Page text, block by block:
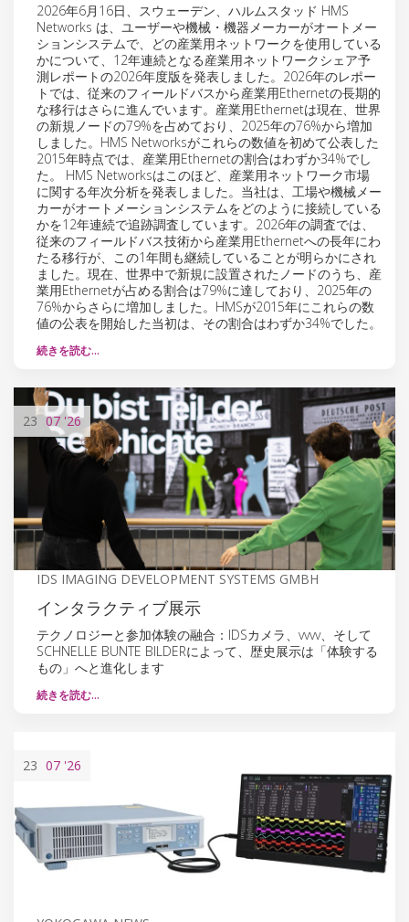
2026年6月16日、スウェーデン、ハルムスタッド HMS
Networks は、ユーザーや機械・機器メーカーがオートメー
ションシステムで、どの産業用ネットワークを使用している
かについて、12年連続となる産業用ネットワークシェア予
測レポートの2026年度版を発表しました。2026年のレポー
トでは、従来のフィールドバスから産業用Ethernetの長期的
な移行はさらに進んでいます。産業用Ethernetは現在、世界
の新規ノードの79%を占めており、2025年の76%から増加
しました。HMS Networksがこれらの数値を初めて公表した
2015年時点では、産業用Ethernetの割合はわずか34%でし
た。 HMS Networksはこのほど、産業用ネットワーク市場
に関する年次分析を発表しました。当社は、工場や機械メー
カーがオートメーションシステムをどのように接続している
かを12年連続で追跡調査しています。2026年の調査では、
従来のフィールドバス技術から産業用Ethernetへの長年にわ
たる移行が、この1年間も継続していることが明らかにされ
ました。現在、世界中で新規に設置されたノードのうち、産
業用Ethernetが占める割合は79%に達しており、2025年の
76%からさらに増加しました。HMSが2015年にこれらの数
値の公表を開始した当初は、その割合はわずか34%でした。
続きを読む…
23 07 '26
IDS IMAGING DEVELOPMENT SYSTEMS GMBH
インタラクティブ展示
テクノロジーと参加体験の融合：IDSカメラ、vvvv、そして
SCHNELLE BUNTE BILDERによって、歴史展示は「体験する
もの」へと進化します
続きを読む…
23 07 '26